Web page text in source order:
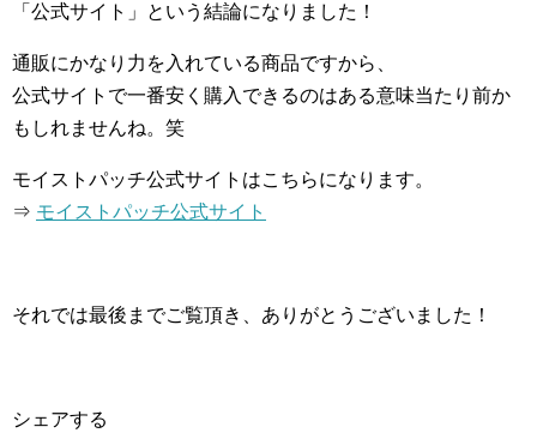
「公式サイト」という結論になりました！
通販にかなり力を入れている商品ですから、
公式サイトで一番安く購入できるのはある意味当たり前か
もしれませんね。笑
モイストパッチ公式サイトはこちらになります。
⇒ モイストパッチ公式サイト
それでは最後までご覧頂き、ありがとうございました！
シェアする